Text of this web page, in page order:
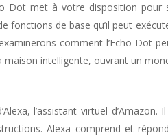
Dot met à votre disposition
fonctions de base qu’il peut
comment l’Echo Dot
maison intelligente, ouvrant un
l’assistant virtuel
Alexa comprend et